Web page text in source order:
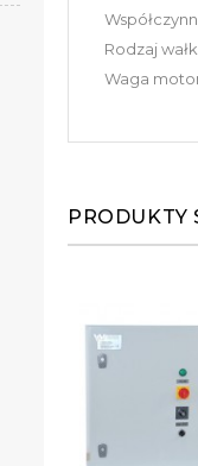
Rodzaj
Waga
PRODUKTY